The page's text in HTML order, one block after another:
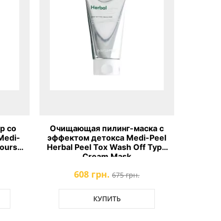
со
Очищающая пилинг-маска с
эффектом детокса Medi-Peel
Herbal Peel Tox Wash Off Type
Cream Mask
608 грн. 675 грн.
КУПИТЬ